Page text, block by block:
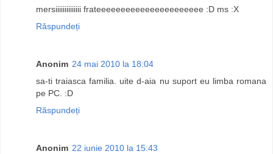
mersiiiiiiiiiiiiii frateeeeeeeeeeeeeeeeeeeeee :D ms :X
Răspundeți
Anonim 24 mai 2010 la 18:04
sa-ti traiasca familia. uite d-aia nu suport eu limba romana
pe PC. :D
Răspundeți
Anonim 22 iunie 2010 la 15:43